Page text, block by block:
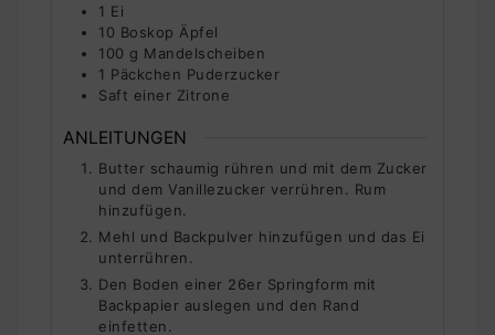
1 Ei
10 Boskop Äpfel
100 g Mandelscheiben
1 Päckchen Puderzucker
Saft einer Zitrone
ANLEITUNGEN
Butter schaumig rühren und mit dem Zucker
und dem Vanillezucker verrühren. Rum
hinzufügen.
Mehl und Backpulver hinzufügen und das Ei
unterrühren.
Den Boden einer 26er Springform mit
Backpapier auslegen und den Rand
einfetten.